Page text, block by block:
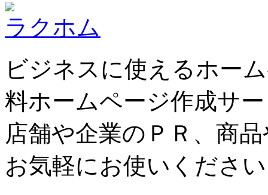
ラクホム
ビジネスに使えるホー
料ホームページ作成サ
店舗や企業のＰＲ、商
お気軽にお使いくださ